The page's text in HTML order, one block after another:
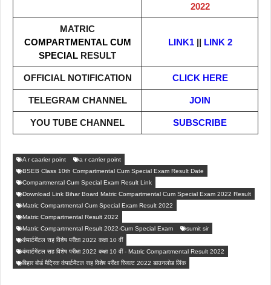
2022
MATRIC
COMPARTMENTAL CUM
SPECIAL RESULT
LINK1|| LINK 2
OFFICIAL NOTIFICATION CLICK HERE
TELEGRAM CHANNEL JOIN
YOU TUBE CHANNEL SUBSCRIBE
A r caarier point
a r carrier point
BSEB Class 10th Compartmental Cum Special Exam Result Date
Compartmental Cum Special Exam Result Link
Download Link Bihar Board Matric Compartmental Cum Special Exam 2022 Result
Matric Compartmental Cum Special Exam Result 2022
Matric Compartmental Result 2022
Matric Compartmental Result 2022-Cum Special Exam
sumit sir
कंपार्टमेंटल सह विशेष परीक्षा 2022 कक्षा 10 वीं
कंपार्टमेंटल सह विशेष परीक्षा 2022 कक्षा 10 वीं - Matric Compartmental Result 2022
बिहार बोर्ड मैट्रिक कंपार्टमेंटल सह विशेष परीक्षा रिजल्ट 2022 डाउनलोड लिंक